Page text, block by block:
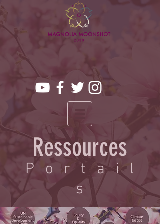
Ressources
Portail
s